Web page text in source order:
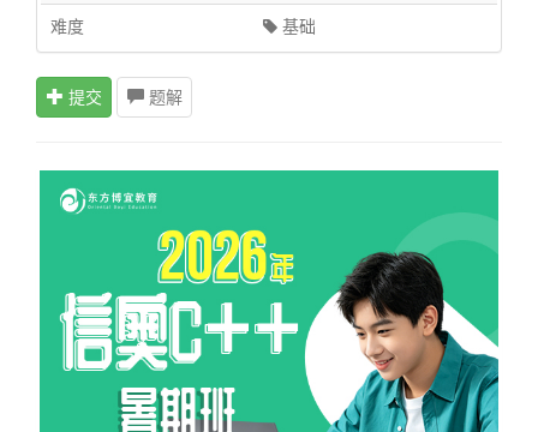
难度 基础
提交 题解